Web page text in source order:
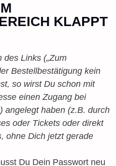
KLAPPT
des Links („Zum
Bestellbestätigung kein
so wirst Du schon mit
einen Zugang bei
angelegt haben (z.B. durch
oder Tickets oder direkt
ohne Dich jetzt gerade
Du Dein Passwort neu